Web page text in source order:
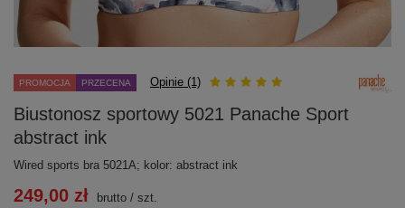
PROMOCJA PRZECENA Opinie (1)
Biustonosz sportowy 5021 Panache Sport
abstract ink
Wired sports bra 5021A; kolor: abstract ink
249,00 zł brutto / szt.